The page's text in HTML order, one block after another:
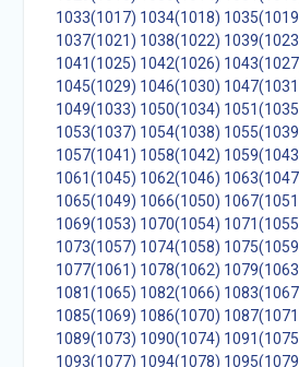
1033(1017) 1034(1018)
1037(1021) 1038(1022)
1041(1025) 1042(1026)
1045(1029) 1046(1030)
1049(1033) 1050(1034)
1053(1037) 1054(1038)
1057(1041) 1058(1042)
1061(1045) 1062(1046)
1065(1049) 1066(1050)
1069(1053) 1070(1054)
1073(1057) 1074(1058)
1077(1061) 1078(1062)
1081(1065) 1082(1066)
1085(1069) 1086(1070)
1089(1073) 1090(1074)
1093(1077) 1094(1078)